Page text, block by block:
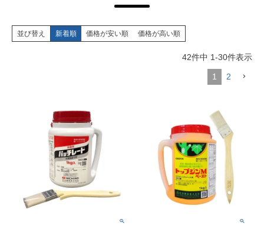
並び替え 新着順 価格が安い順 価格が高い順
42件中 1-30件表示
1 2